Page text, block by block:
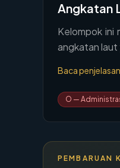
Angkatan
Kelompok ini
angkatan laut
Baca
O —
PEMBARUAN